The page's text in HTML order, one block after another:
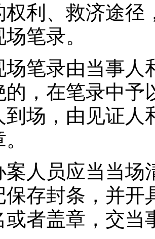
权利、救济途径
笔录。
录由当事人
的，在笔录中
到场，由见证
员应当当场
保存封条，并开
或者盖章，交